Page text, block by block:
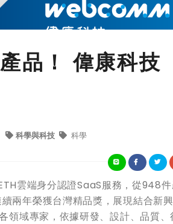
品！ 偉康科技
科學與科技 科學
雲端身分認證SaaS服務，從948
兩年榮獲台灣精品獎，展現結合新
領域專家，依據研發、設計、品質、